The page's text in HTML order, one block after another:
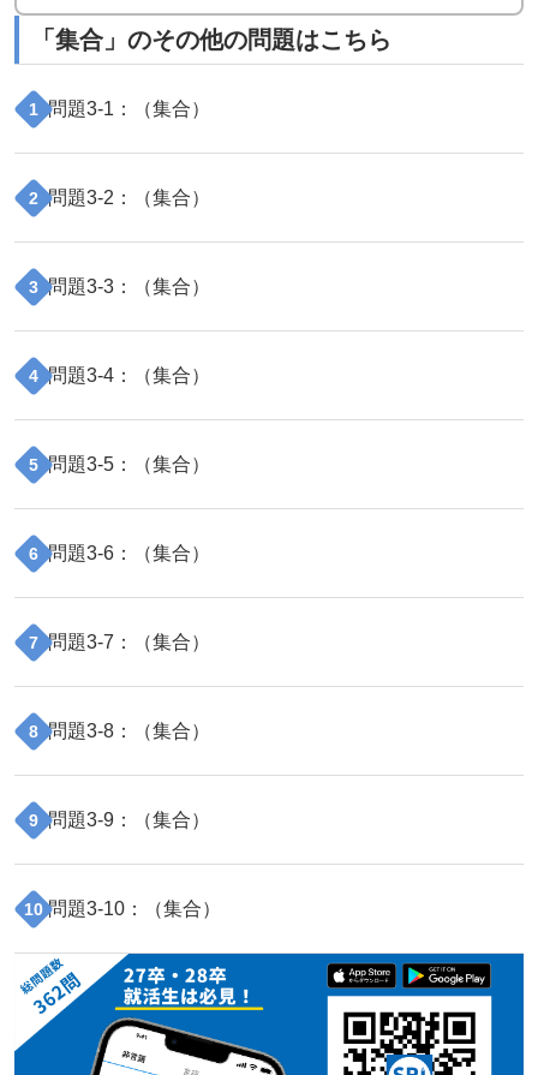
「 集合 」のその他の問題はこちら
1 問題3-1 ：（集合）
2 問題3-2 ：（集合）
3 問題3-3 ：（集合）
4 問題3-4 ：（集合）
5 問題3-5 ：（集合）
6 問題3-6 ：（集合）
7 問題3-7 ：（集合）
8 問題3-8 ：（集合）
9 問題3-9 ：（集合）
10 問題3-10 ：（集合）